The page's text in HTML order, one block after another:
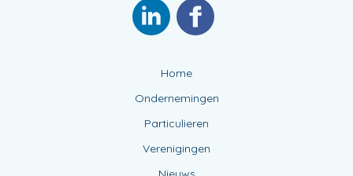
Home
Ondernemingen
Particulieren
Verenigingen